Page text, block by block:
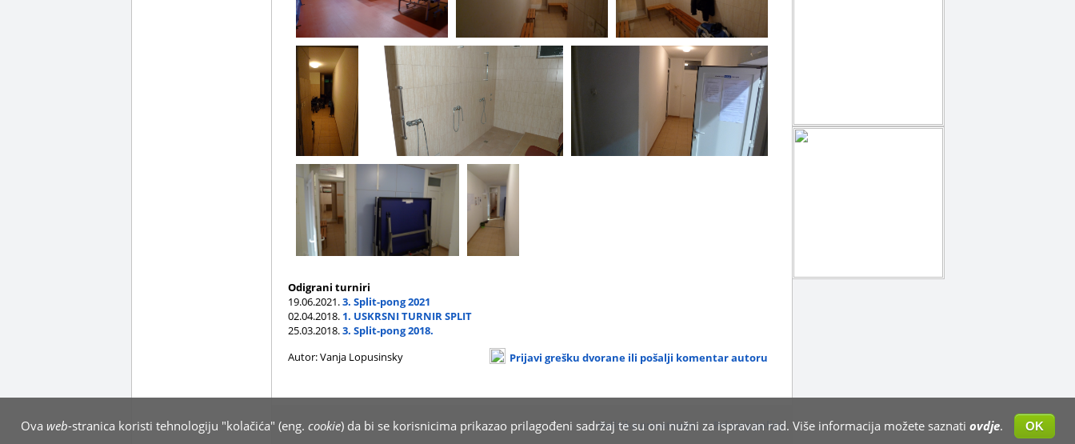
Ova web-stranica koristi tehnologiju "kolačića" (eng. cookie) da bi se korisnicima prikazao prilagođeni sadržaj te su oni nužni za ispravan rad. Više informacija možete saznati ovdje. OK
Odigrani turniri
19.06.2021.3. Split-pong 2021
02.04.2018. 1. USKRSNI TURNIR SPLIT
25.03.2018.3. Split-pong 2018.
Autor: Vanja Lopusinsky
Prijavi grešku dvorane ili pošalji komentar autoru
Politika privatnosti Privacy policy